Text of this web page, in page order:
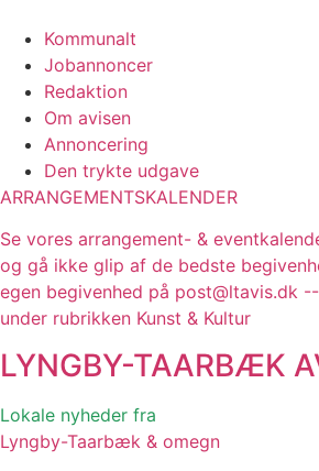
Kommunalt
Jobannoncer
Redaktion
Om avisen
Annoncering
Den trykte udgave
ARRANGEMENTSKALENDER
Se vores arrangement- &
og gå ikke glip af de bedste
egen begivenhed på post@ltavis.dk
under rubrikken Kunst & Kultur
LYNGBY-TAARBÆK
Lokale nyheder fra
Lyngby-Taarbæk & omegn